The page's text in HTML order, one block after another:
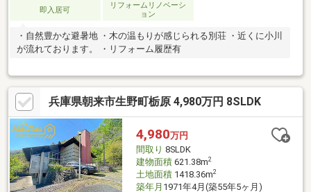
即入居可
リフォームリノベーシ
ョン
・自然豊かな避暑地 ・木の温もりが感じられる別荘 ・近くに小川
が流れております。 ・リフォーム履歴有
兵庫県朝来市生野町栃原 4,980万円 8SLDK
4,980万円
間取り 8SLDK
建物面積621.38m2
土地面積1418.36m2
築年月 1971年4月(築55年5ヶ月)